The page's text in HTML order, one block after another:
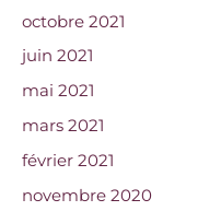
octobre 2021
juin 2021
mai 2021
mars 2021
février 2021
novembre 2020